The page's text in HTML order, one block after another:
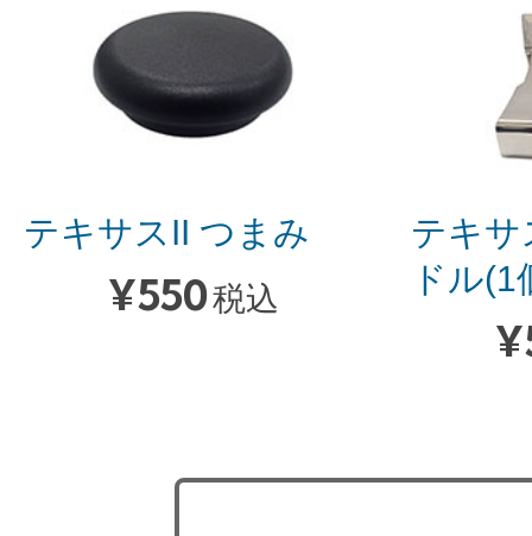
テキサスII つまみ
¥550税込
テキサ
ドル(1
¥